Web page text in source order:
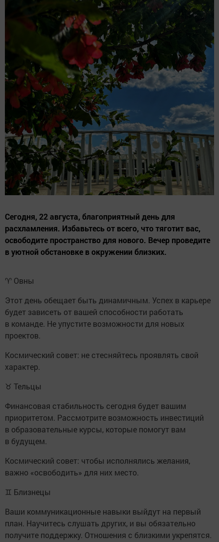
Сегодня, 22 августа, благоприятный день для
расхламления. Избавьтесь от всего, что тяготит вас,
освободите пространство для нового. Вечер проведите
в уютной обстановке в окружении близких.
♈ Овны
Этот день обещает быть динамичным. Успех в карьере
будет зависеть от вашей способности работать
в команде. Не упустите возможности для новых
проектов.
Космический совет: не стесняйтесь проявлять свой
характер.
♉ Тельцы
Финансовая стабильность сегодня будет вашим
приоритетом. Рассмотрите возможность инвестиций
в образовательные курсы, которые помогут вам
в будущем.
Космический совет: чтобы исполнялись желания,
важно «освободить» для них место.
♊ Близнецы
Ваши коммуникационные навыки выйдут на первый
план. Научитесь слушать других, и вы обязательно
получите поддержку. Отношения с близкими укрепятся.